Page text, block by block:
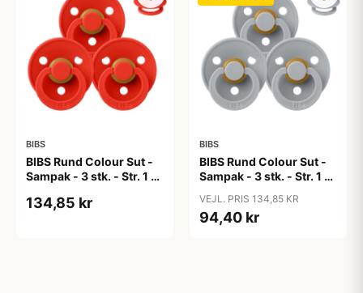
BIBS
BIBS Rund Colour Sut -
Sampak - 3 stk. - Str. 1 -
134,85 kr
BIBS
BIBS Rund Colour Sut -
Sampak - 3 stk. - Str. 1 -
VEJL. PRIS 134,85 KR
94,40 kr